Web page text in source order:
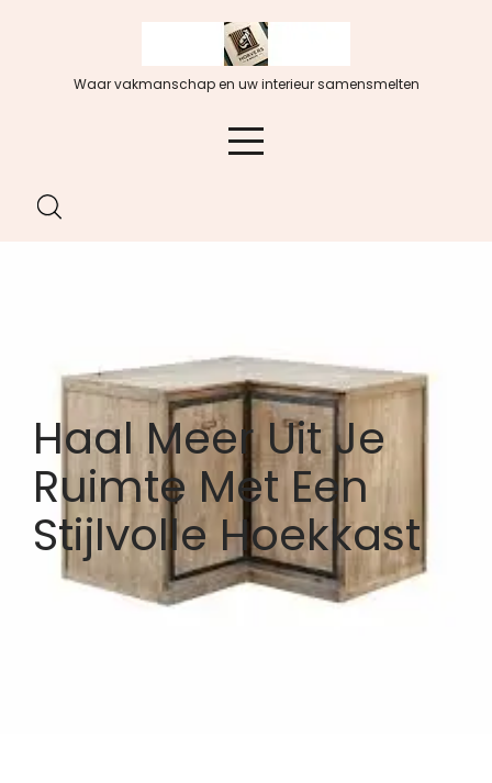
Waar vakmanschap en uw interieur samensmelten
Haal Meer Uit Je
Ruimte Met Een
Stijlvolle Hoekkast